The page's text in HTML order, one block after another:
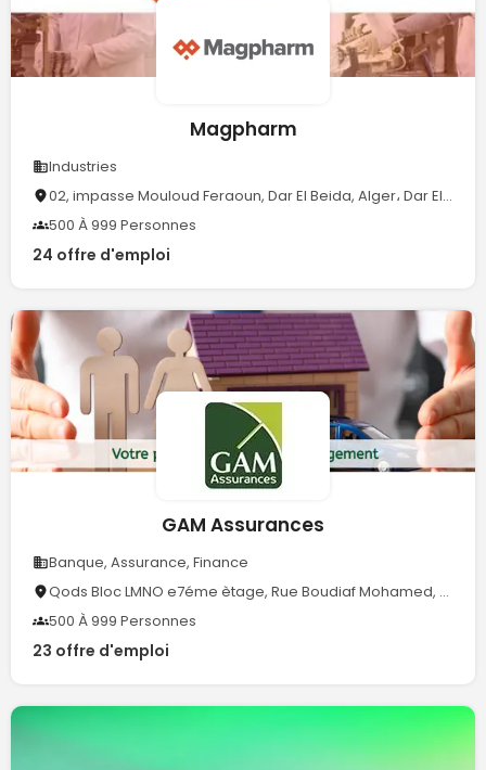
Magpharm
Industries
02, impasse Mouloud Feraoun, Dar El Beida, Alger، Dar El Beïda 16033.
500 À 999 Personnes
24 offre d'emploi
GAM Assurances
Banque, Assurance, Finance
Qods Bloc LMNO e7éme ètage, Rue Boudiaf Mohamed, Cheraga
500 À 999 Personnes
23 offre d'emploi